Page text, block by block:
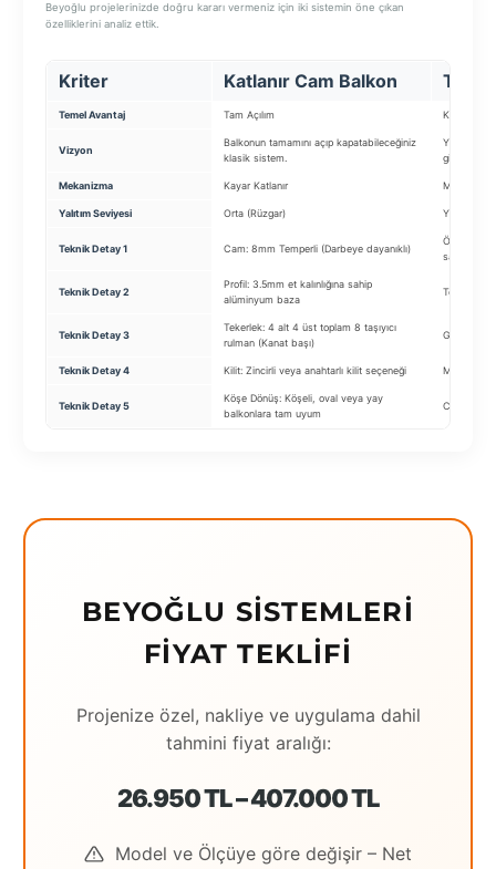
Beyoğlu projelerinizde doğru kararı vermeniz için iki sistemin öne çıkan
özelliklerini analiz ettik.
Kriter Katlanır Cam Balkon
Temel Avantaj Tam Açılım Kolay
Vizyon
Balkonun tamamını açıp kapatabileceğiniz
klasik sistem.
Yüksek
giyotin.
Mekanizma Kayar Katlanır Motorlu &
Yalıtım Seviyesi Orta (Rüzgar) Yüksek
Teknik Detay 1 Cam: 8mm Temperli (Darbeye dayanıklı)
Özel
sağlayan
Teknik Detay 2
Profil: 3.5mm et kalınlığına sahip
alüminyum baza
Temizlik:
Teknik Detay 3
Tekerlek: 4 alt 4 üst toplam 8 taşıyıcı
rulman (Kanat başı)
Güvenlik:
Teknik Detay 4 Kilit: Zincirli veya anahtarlı kilit seçeneği Motor:
Teknik Detay 5
Köşe Dönüş: Köşeli, oval veya yay
balkonlara tam uyum
Cam:
BEYOĞLU SISTEMLERI
FIYAT TEKLIFI
Projenize özel, nakliye ve uygulama dahil
tahmini fiyat aralığı:
26.950 TL – 407.000 TL
Model ve Ölçüye göre değişir – Net